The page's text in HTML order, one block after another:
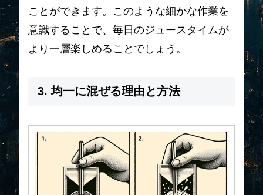
ことができます。このような細かな作業を
意識することで、毎日のジュースタイムが
より一層楽しめることでしょう。
3. 均一に混ぜる理由と方法